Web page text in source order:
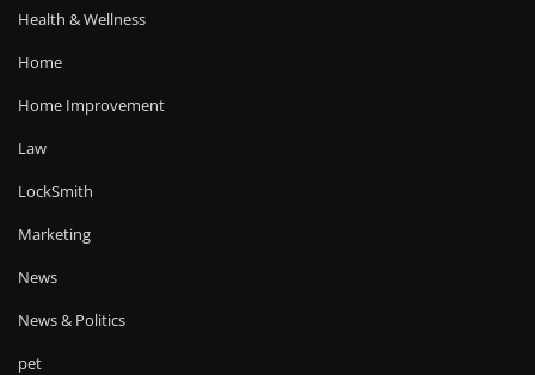
Health & Wellness
Home
Home Improvement
Law
LockSmith
Marketing
News
News & Politics
pet